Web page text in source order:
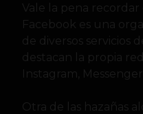
Vale la pena
Facebook es una
de diversos servicios
destacan la propia red
Instagram,
Otra de las hazañas